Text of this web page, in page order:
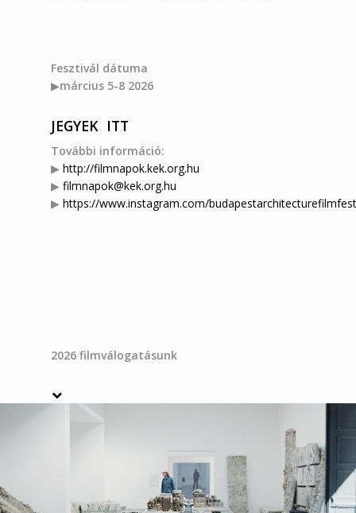
Fesztivál dátuma
▶︎március 5-8 2026
JEGYEK ITT
További információ:
▶︎ http://filmnapok.kek.org.hu
▶︎ filmnapok@kek.org.hu
▶︎ https://www.instagram.com/
2026 filmválogatásunk